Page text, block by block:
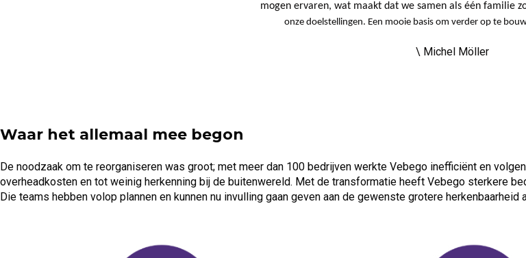
mogen ervaren, wat maakt dat we samen als één familie
onze doelstellingen. Een mooie basis om verder op te
\ Michel Möller
Waar het allemaal mee begon
De noodzaak om te reorganiseren was groot; met meer dan 100 bedrijven werkte Vebego inefficiënt en
overheadkosten en tot weinig herkenning bij de buitenwereld. Met de transformatie heeft Vebego sterkere
Die teams hebben volop plannen en kunnen nu invulling gaan geven aan de gewenste grotere